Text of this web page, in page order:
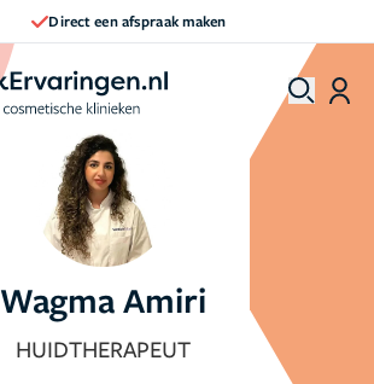
Direct een afspraak maken
Wagma Amiri
HUIDTHERAPEUT